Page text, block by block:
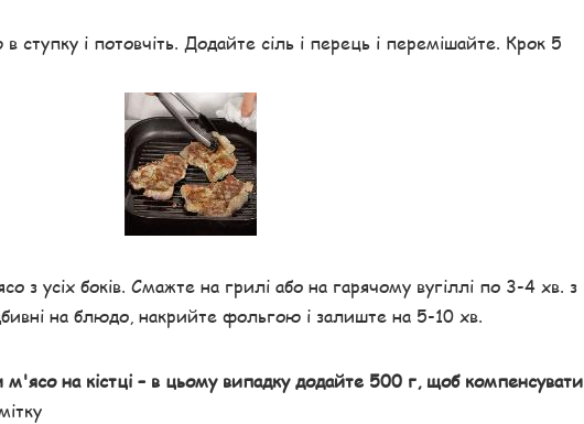
ступку і потовчіть. Додайте сіль і перець і перемішайте. Крок 5
з усіх боків. Смажте на грилі або на гарячому вугіллі по 3-4 хв. з
на блюдо, накрийте фольгою і залиште на 5-10 хв.
на кістці – в цьому випадку додайте 500 г, щоб компенсувати